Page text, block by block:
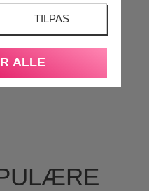
TILPAS
ALLE